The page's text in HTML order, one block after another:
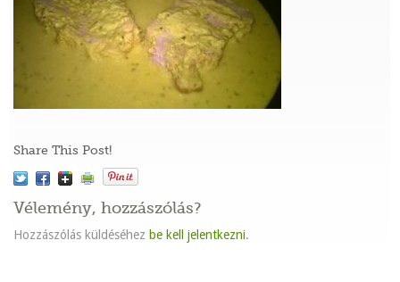
Share This Post!
Vélemény, hozzászólás?
Hozzászólás küldéséhez be kell jelentkezni.